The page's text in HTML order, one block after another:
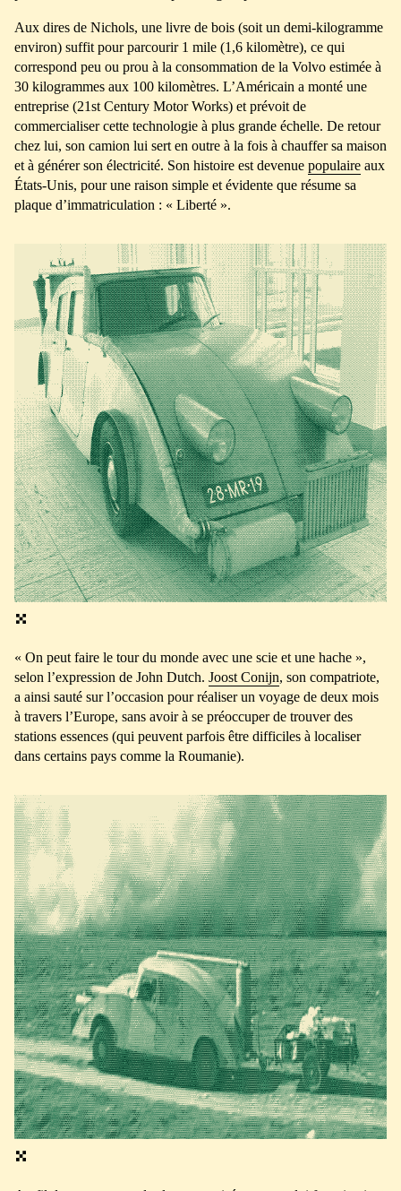
Aux dires de Nichols, une livre de bois (soit un demi-kilogramme
environ) suffit pour parcourir 1 mile (1,6 kilomètre), ce qui
correspond peu ou prou à la consommation de la Volvo estimée à
30 kilogrammes aux 100 kilomètres. L’Américain a monté une
entreprise (21st Century Motor Works) et prévoit de
commercialiser cette technologie à plus grande échelle. De retour
chez lui, son camion lui sert en outre à la fois à chauffer sa maison
et à générer son électricité. Son histoire est devenue populaire aux
États-Unis, pour une raison simple et évidente que résume sa
plaque d’immatriculation : « Liberté ».
« On peut faire le tour du monde avec une scie et une hache »,
selon l’expression de John Dutch. Joost Conijn, son compatriote,
a ainsi sauté sur l’occasion pour réaliser un voyage de deux mois
à travers l’Europe, sans avoir à se préoccuper de trouver des
stations essences (qui peuvent parfois être difficiles à localiser
dans certains pays comme la Roumanie).